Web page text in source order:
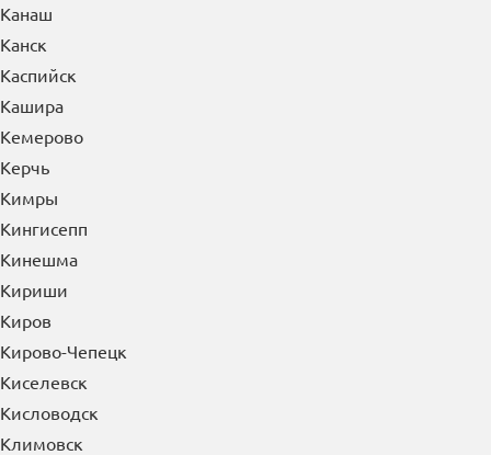
К
Казань
Калининград
Калуга
Каменск-Уральский
Каменск-Шахтинский
Камышин
Канаш
Канск
Каспийск
Кашира
Кемерово
Керчь
Кимры
Кингисепп